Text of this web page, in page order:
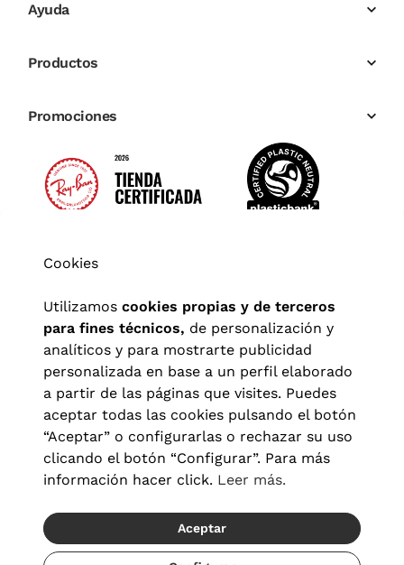
Recíbelo del 21/08 al 23/08
Ayuda
Productos
Promociones
Aviso legal| Política de privacidad Términos y condiciones
Política de cookies|Configuración de cookies
© 2026 Visionlab España
Cookies
Utilizamos cookies propias y de terceros
para fines técnicos, de personalización y
analíticos y para mostrarte publicidad
personalizada en base a un perfil elaborado
a partir de las páginas que visites. Puedes
aceptar todas las cookies pulsando el botón
“Aceptar” o configurarlas o rechazar su uso
clicando el botón “Configurar”. Para más
información hacer click. Leer más.
Aceptar